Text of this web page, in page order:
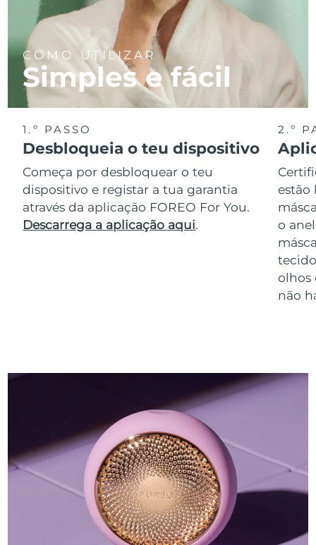
COMO UTILIZAR
Simples e fácil
1.º PASSO
Desbloqueia o teu dispositivo
Começa por desbloquear o teu
dispositivo e registar a tua garantia
através da aplicação FOREO For You.
Descarrega a aplicação aqui.
2.º
estão
o
olhos
não